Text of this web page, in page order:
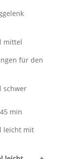
mittel
für den
schwer
min
leicht mit